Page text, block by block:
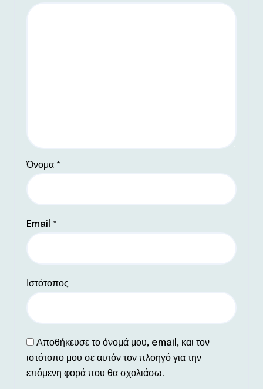
Όνομα *
Email *
Ιστότοπος
Αποθήκευσε το όνομά μου, email, και τον
ιστότοπο μου σε αυτόν τον πλοηγό για την
επόμενη φορά που θα σχολιάσω.